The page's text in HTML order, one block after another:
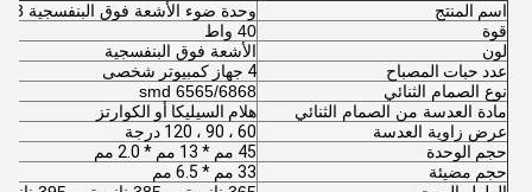
اسم المنتج
وحدة ضوء الأشعة فوق البنفسجية 4513
قوة
40 واط
لون
الأشعة فوق البنفسجية
عدد حبات المصباح
4 جهاز كمبيوتر شخصى
نوع الصمام الثنائي
6565/6868 smd
مادة العدسة من الصمام الثنائي
هلام السيليكا أو الكوارتز
عرض زاوية العدسة
60 ، 90 ، 120 درجة
حجم الوحدة
45 مم * 13 مم * 2.0 مم
حجم مضيئة
33 مم * 6.5 مم